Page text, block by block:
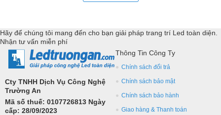
YRL,...Tư vấn giả pháp, hỗ trợ kỹ thuật chuyên sâu cho các
ứng dụng trang trí led.
Hãy để chúng tôi mang đến cho bạn giải pháp trang trí Led toàn diện.
Nhận tư vấn miễn phí
Cty TNHH Dịch Vụ Công Nghệ
Trường An
Mã số thuế: 0107726813 Ngày
cấp: 28/09/2023
Thông Tin Công Ty
Chính sách đổi trả
Chính sách bảo mật
Chính sách bảo hành
Giao hàng & Thanh toán